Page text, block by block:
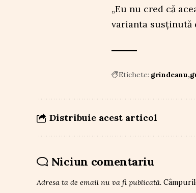
„Eu nu cred că
varianta susținută
Etichete: grindeanu
Distribuie acest articol
Niciun comentariu
Adresa ta de email nu va fi publicată.